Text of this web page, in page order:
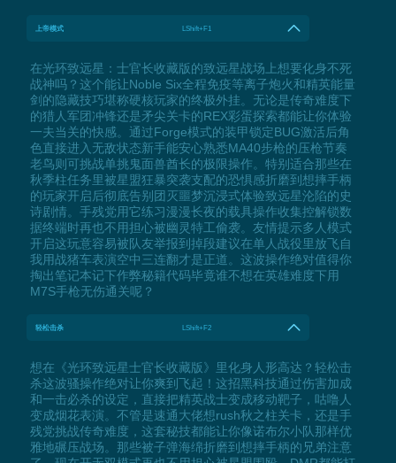
上帝模式 LShift+F1
在光环致远星：士官长收藏版的致远星战场上想要化身不死
战神吗？这个能让Noble Six全程免疫等离子炮火和精英能量
剑的隐藏技巧堪称硬核玩家的终极外挂。无论是传奇难度下
的猎人军团冲锋还是矛尖关卡的REX彩蛋探索都能让你体验
一夫当关的快感。通过Forge模式的装甲锁定BUG激活后角
色直接进入无敌状态新手能安心熟悉MA40步枪的压枪节奏
老鸟则可挑战单挑鬼面兽酋长的极限操作。特别适合那些在
秋季柱任务里被星盟狂暴突袭支配的恐惧感折磨到想摔手柄
的玩家开启后彻底告别团灭噩梦沉浸式体验致远星沦陷的史
诗剧情。手残党用它练习漫漫长夜的载具操作收集控解锁数
据终端时再也不用担心被幽灵特工偷袭。友情提示多人模式
开启这玩意容易被队友举报到掉段建议在单人战役里放飞自
我用战猪车表演空中三连翻才是正道。这波操作绝对值得你
掏出笔记本记下作弊秘籍代码毕竟谁不想在英雄难度下用
M7S手枪无伤通关呢？
轻松击杀 LShift+F2
想在《光环致远星士官长收藏版》里化身人形高达？轻松击
杀这波骚操作绝对让你爽到飞起！这招黑科技通过伤害加成
和一击必杀的设定，直接把精英战士变成移动靶子，咕噜人
变成烟花表演。不管是速通大佬想rush秋之柱关卡，还是手
残党挑战传奇难度，这套秘技都能让你像诺布尔小队那样优
雅地碾压战场。那些被子弹海绵折磨到想摔手柄的兄弟注意